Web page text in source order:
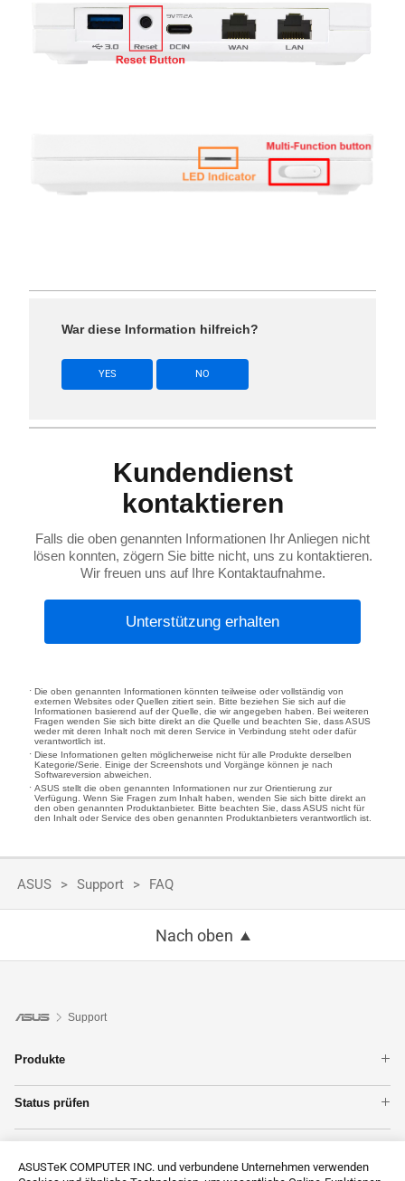
ASUSTeK COMPUTER INC. und verbundene Unternehmen verwenden
War diese Information hilfreich?
YES NO
Kundendienst
kontaktieren
Falls die oben genannten Informationen Ihr Anliegen nicht
lösen konnten, zögern Sie bitte nicht, uns zu kontaktieren.
Wir freuen uns auf Ihre Kontaktaufnahme.
Unterstützung erhalten
Die oben genannten Informationen könnten teilweise oder vollständig von
externen Websites oder Quellen zitiert sein. Bitte beziehen Sie sich auf die
Informationen basierend auf der Quelle, die wir angegeben haben. Bei weiteren
Fragen wenden Sie sich bitte direkt an die Quelle und beachten Sie, dass ASUS
weder mit deren Inhalt noch mit deren Service in Verbindung steht oder dafür
verantwortlich ist.
Diese Informationen gelten möglicherweise nicht für alle Produkte derselben
Kategorie/Serie. Einige der Screenshots und Vorgänge können je nach
Softwareversion abweichen.
ASUS stellt die oben genannten Informationen nur zur Orientierung zur
Verfügung. Wenn Sie Fragen zum Inhalt haben, wenden Sie sich bitte direkt an
den oben genannten Produktanbieter. Bitte beachten Sie, dass ASUS nicht für
den Inhalt oder Service des oben genannten Produktanbieters verantwortlich ist.
ASUS Support FAQ
Nach oben
Support
Produkte
ZenFones im Überblick
Mainboards
Grafikkarten
Status prüfen
Unterstützung
Produktregistrierung